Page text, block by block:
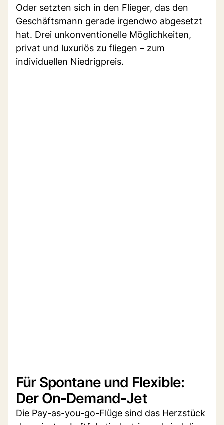
Oder setzten sich in den Flieger, das den
Geschäftsmann gerade irgendwo abgesetzt
hat. Drei unkonventionelle Möglichkeiten,
privat und luxuriös zu fliegen – zum
individuellen Niedrigpreis.
Für Spontane und Flexible:
Der On-Demand-Jet
Die Pay-as-you-go-Flüge sind das Herzstück